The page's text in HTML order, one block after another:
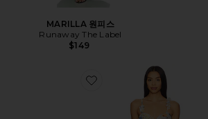
MARILLA 원피스
Runaway The Label
$149
Favorite EMESE 맥시원피스